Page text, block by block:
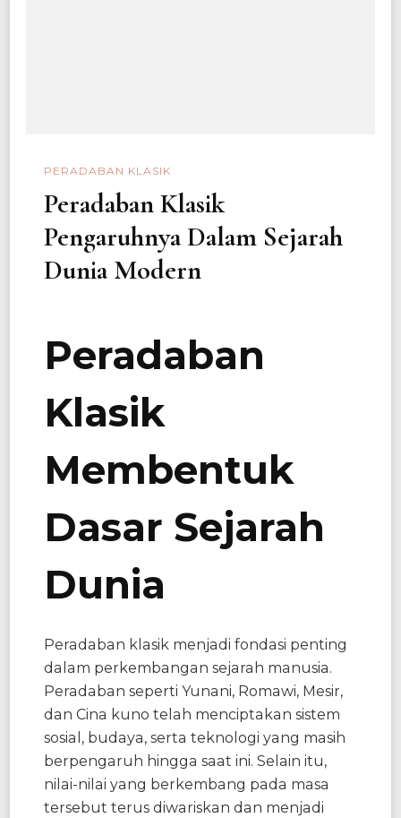
PERADABAN KLASIK
Peradaban Klasik
Pengaruhnya Dalam Sejarah
Dunia Modern
Peradaban
Klasik
Membentuk
Dasar Sejarah
Dunia
Peradaban klasik menjadi fondasi penting
dalam perkembangan sejarah manusia.
Peradaban seperti Yunani, Romawi, Mesir,
dan Cina kuno telah menciptakan sistem
sosial, budaya, serta teknologi yang masih
berpengaruh hingga saat ini. Selain itu,
nilai-nilai yang berkembang pada masa
tersebut terus diwariskan dan menjadi